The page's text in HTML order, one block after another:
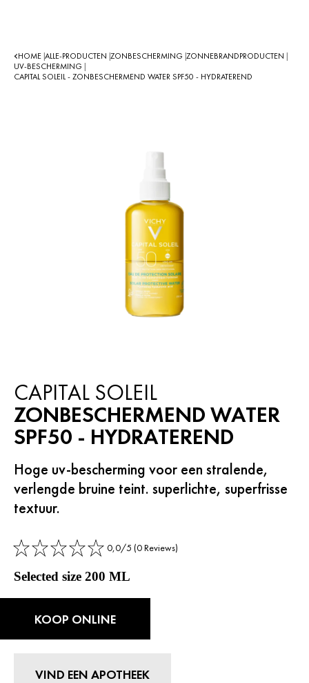
HOME ALLE-PRODUCTEN ZONBESCHERMING ZONNEBRANDPRODUCTEN
UV-BESCHERMING
CAPITAL SOLEIL - ZONBESCHERMEND WATER SPF50 - HYDRATEREND
CAPITAL SOLEIL
ZONBESCHERMEND WATER
SPF50 - HYDRATEREND
Hoge uv-bescherming voor een stralende,
verlengde bruine teint. superlichte, superfrisse
textuur.
0,0/5 (0 Reviews)
Selected size 200 ML
KOOP ONLINE
VIND EEN APOTHEEK